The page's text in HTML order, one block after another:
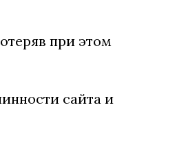
при этом
сайта и